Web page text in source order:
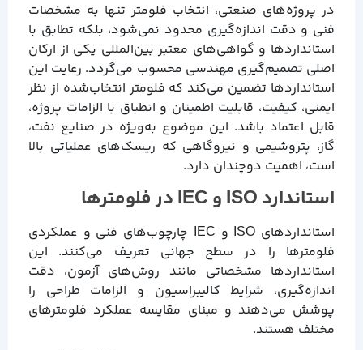
در پروژه‌های صنعتی، انتخاب فلومتر تنها به مشخصات
فنی و دقت اندازه‌گیری محدود نمی‌شود، بلکه تطابق با
استانداردها و گواهی‌های معتبر بین‌المللی یکی از ارکان
اصلی تصمیم‌گیری مهندسی محسوب می‌گردد. رعایت این
استانداردها تضمین می‌کند که فلومتر انتخاب‌شده از نظر
ایمنی، کیفیت، قابلیت اطمینان و انطباق با الزامات پروژه،
قابل اعتماد باشد. این موضوع به‌ویژه در صنایع نفت،
گاز، پتروشیمی و نیروگاهی که ریسک‌های عملیاتی بالا
است، اهمیت دوچندان دارد.
استاندارد ISO و IEC در فلومترها
استانداردهای ISO و IEC چارچوب‌های فنی و عملکردی
فلومترها را در سطح جهانی تعریف می‌کنند. این
استانداردها مشخصاتی مانند روش‌های آزمون، دقت
اندازه‌گیری، شرایط کالیبراسیون و الزامات طراحی را
پوشش می‌دهند و مبنای مقایسه عملکرد فلومترهای
مختلف هستند.